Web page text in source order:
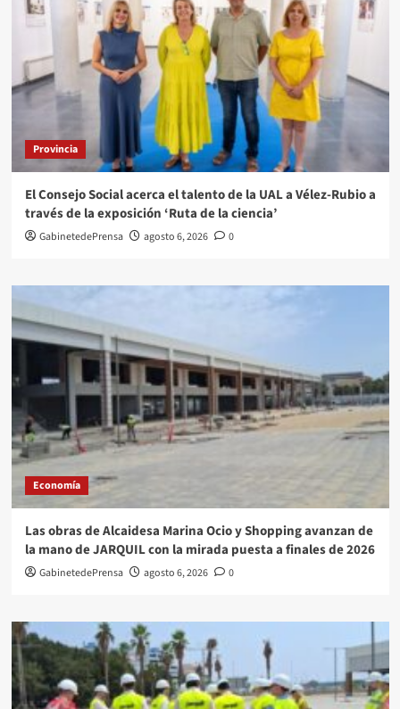
Provincia
El Consejo Social acerca el talento de la UAL a Vélez-Rubio a
través de la exposición ‘Ruta de la ciencia’
GabinetedePrensa agosto 6, 2026 0
Economía
Las obras de Alcaidesa Marina Ocio y Shopping avanzan de
la mano de JARQUIL con la mirada puesta a finales de 2026
GabinetedePrensa agosto 6, 2026 0